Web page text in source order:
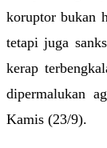
koruptor bukan
tetapi juga
kerap
dipermalukan
Kamis (23/9).